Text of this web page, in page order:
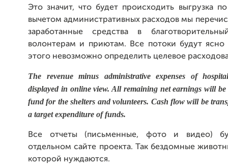
Это значит, что будет происходить выгрузка
вычетом административных расходов мы
заработанные средства в
волонтерам и приютам. Все потоки будут ясно
этого невозможно определить целевое
The revenue minus administrative expenses of
displayed in online view. All remaining net earnings will
fund for the shelters and volunteers. Cash flow will be
a target expenditure of funds.
Все отчеты (письменные, фото и видео)
отдельном сайте проекта. Так бездомные
которой нуждаются.